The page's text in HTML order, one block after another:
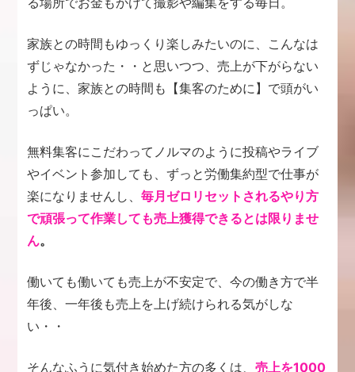
家族との時間もゆっくり楽しみたいのに、こんなは
ずじゃなかった・・と思いつつ、売上が下がらない
ように、家族との時間も【集客のために】で頭がい
っぱい。
無料集客にこだわってノルマのように投稿やライブ
やイベント参加しても、ずっと労働集約型で仕事が
楽になりませんし、毎月ゼロリセットされるやり方
で頑張って作業しても売上獲得できるとは限りませ
ん。
働いても働いても売上が不安定で、今の働き方で半
年後、一年後も売上を上げ続けられる気がしな
い・・
そんなふうに気付き始めた方の多くは、売上を1000